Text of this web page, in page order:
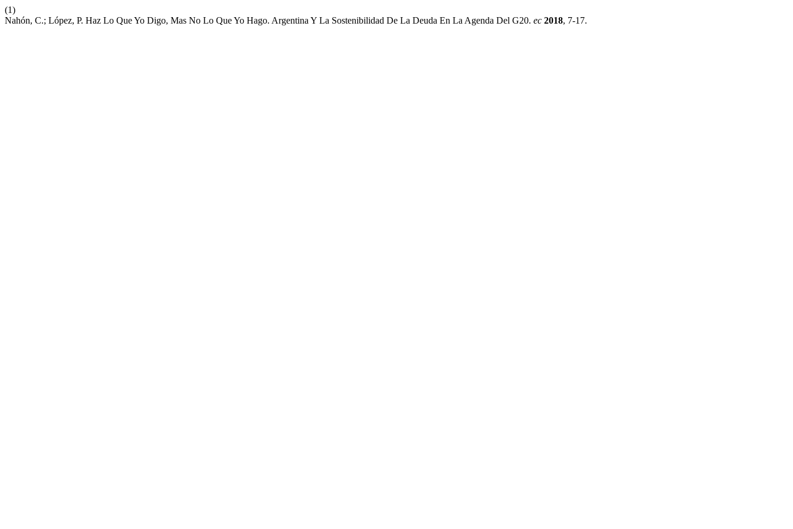
(1)
Nahón, C.; López, P. Haz Lo Que Yo Digo, Mas No Lo Que Yo Hago. Argentina Y La Sostenibilidad De La Deuda En La Agenda Del G20. ec 2018, 7-17.